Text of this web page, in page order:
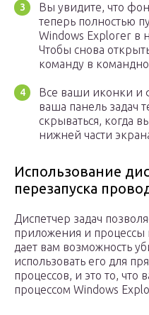
Вы увидите, что
теперь полностью
Windows Explorer в
Чтобы снова
команду в
Все ваши иконки и
ваша панель задач
скрываться, когда
нижней части
Использование
перезапуска
Диспетчер задач
приложения и
дает вам возможность
использовать его для
процессов, и это то, что
процессом Windows